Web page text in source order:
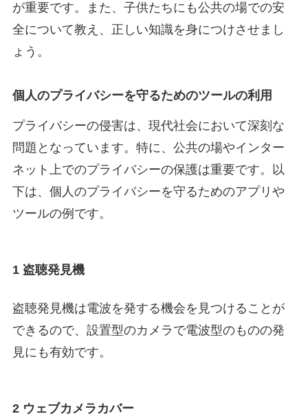
が重要です。また、子供たちにも公共の場での安
全について教え、正しい知識を身につけさせまし
ょう。
個人のプライバシーを守るためのツールの利用
プライバシーの侵害は、現代社会において深刻な
問題となっています。特に、公共の場やインター
ネット上でのプライバシーの保護は重要です。以
下は、個人のプライバシーを守るためのアプリや
ツールの例です。
1 盗聴発見機
盗聴発見機は電波を発する機会を見つけることが
できるので、設置型のカメラで電波型のものの発
見にも有効です。
2 ウェブカメラカバー